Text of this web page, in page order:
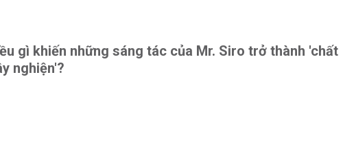
gì khiến những sáng tác của Mr. Siro trở thành 'chất
nghiện'?